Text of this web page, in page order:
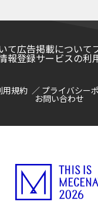
て広告掲載について
報登録サービスの利
用規約 プライバシー
お問い合わせ